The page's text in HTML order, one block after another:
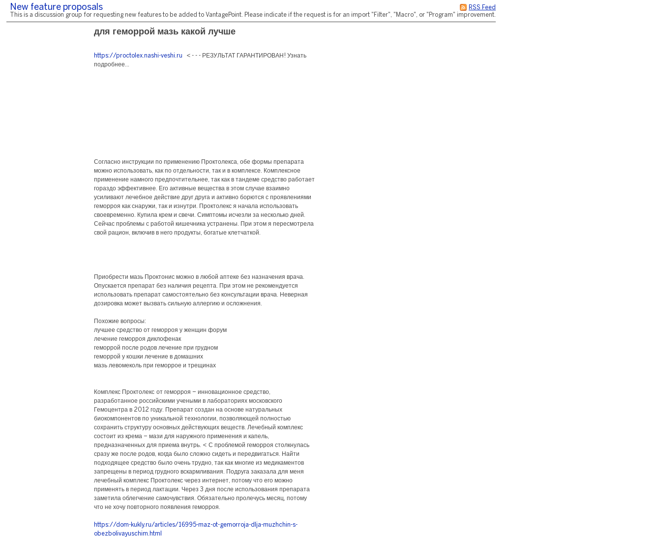
RSS Feed
New feature proposals
This is a discussion group for requesting new features to be added to VantagePoint. Please indicate if the request is for an import "Filter", "Macro", or "Program" improvement.
для геморрой мазь какой лучше
https://proctolex.nashi-veshi.ru < - - - РЕЗУЛЬТАТ ГАРАНТИРОВАН! Узнать
подробнее...
Согласно инструкции по применению Проктолекса, обе формы препарата
можно использовать, как по отдельности, так и в комплексе. Комплексное
применение намного предпочтительнее, так как в тандеме средство работает
гораздо эффективнее. Его активные вещества в этом случае взаимно
усиливают лечебное действие друг друга и активно борются с проявлениями
геморроя как снаружи, так и изнутри. Проктолекс я начала использовать
своевременно. Купила крем и свечи. Симптомы исчезли за несколько дней.
Сейчас проблемы с работой кишечника устранены. При этом я пересмотрела
свой рацион, включив в него продукты, богатые клетчаткой.
Приобрести мазь Проктонис можно в любой аптеке без назначения врача.
Опускается препарат без наличия рецепта. При этом не рекомендуется
использовать препарат самостоятельно без консультации врача. Неверная
дозировка может вызвать сильную аллергию и осложнения.
Похожие вопросы:
лучшее средство от геморроя у женщин форум
лечение геморроя диклофенак
геморрой после родов лечение при грудном
геморрой у кошки лечение в домашних
мазь левомеколь при геморрое и трещинах
Комплекс Проктолекс от геморроя – инновационное средство,
разработанное российскими учеными в лабораториях московского
Гемоцентра в 2012 году. Препарат создан на основе натуральных
биокомпонентов по уникальной технологии, позволяющей полностью
сохранить структуру основных действующих веществ. Лечебный комплекс
состоит из крема – мази для наружного применения и капель,
предназначенных для приема внутрь. < С проблемой геморроя столкнулась
сразу же после родов, когда было сложно сидеть и передвигаться. Найти
подходящее средство было очень трудно, так как многие из медикаментов
запрещены в период грудного вскармливания. Подруга заказала для меня
лечебный комплекс Проктолекс через интернет, потому что его можно
применять в период лактации. Через 3 дня после использования препарата
заметила облегчение самочувствия. Обязательно пролечусь месяц, потому
что не хочу повторного появления геморроя.
https://dom-kukly.ru/articles/16995-maz-ot-gemorroja-dlja-muzhchin-s-
obezbolivayuschim.html